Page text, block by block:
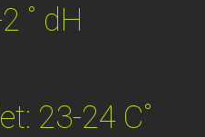
˚ dH
23-24 C˚